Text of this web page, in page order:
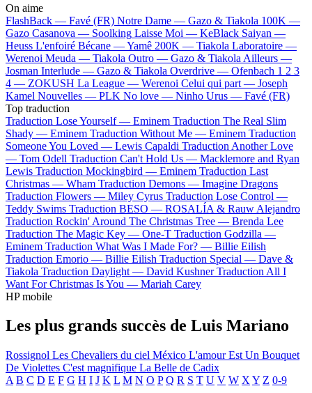
On aime
FlashBack — Favé (FR) Notre Dame — Gazo & Tiakola 100K —
Gazo Casanova — Soolking Laisse Moi — KeBlack Saiyan —
Heuss L'enfoiré Bécane —Yamê 200K — Tiakola Laboratoire —
Werenoi Meuda — Tiakola Outro — Gazo & Tiakola Ailleurs —
Josman Interlude — Gazo & Tiakola Overdrive — Ofenbach 1 2 3
4 — ZOKUSH La League — Werenoi Celui qui part — Joseph
Kamel Nouvelles — PLK No love — Ninho Urus — Favé (FR)
Top traduction
Traduction Lose Yourself — Eminem Traduction The Real Slim
Shady — Eminem Traduction Without Me — Eminem Traduction
Someone You Loved — Lewis Capaldi Traduction Another Love
— Tom Odell Traduction Can't Hold Us — Macklemore and Ryan
Lewis Traduction Mockingbird — Eminem Traduction Last
Christmas — Wham Traduction Demons — Imagine Dragons
Traduction Flowers — Miley Cyrus Traduction Lose Control —
Teddy Swims Traduction BESO — ROSALÍA & Rauw Alejandro
Traduction Rockin' Around The Christmas Tree — Brenda Lee
Traduction The Magic Key — One-T Traduction Godzilla —
Eminem Traduction What Was I Made For? — Billie Eilish
Traduction Emorio — Billie Eilish Traduction Special — Dave &
Tiakola Traduction Daylight — David Kushner Traduction All I
Want For Christmas Is You — Mariah Carey
HP mobile
Les plus grands succès de Luis Mariano
Rossignol Les Chevaliers du ciel México L'amour Est Un Bouquet
De Violettes C'est magnifique La Belle de Cadix
A B C D E F G H I J K L M N O P Q R S T U V W X Y Z 0-9